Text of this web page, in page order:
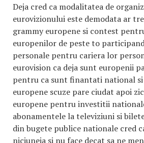
Deja cred ca modalitatea de
eurovizionului este demodata ar
grammy europene si contest
europenilor de peste to
personale pentru cariera lor
eurovision ca deja sunt europenii
pentru ca sunt finantati national
europene scuze pare ciudat apoi
europene pentru investitii
abonamentele la televiziuni si
din bugete publice nationale cred
niciuneia si nu face decat sa ne